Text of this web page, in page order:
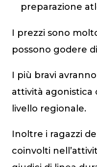
preparazione
I prezzi sono
possono godere
I più bravi
attività agonistica
livello regionale.
Inoltre i ragazzi
coinvolti